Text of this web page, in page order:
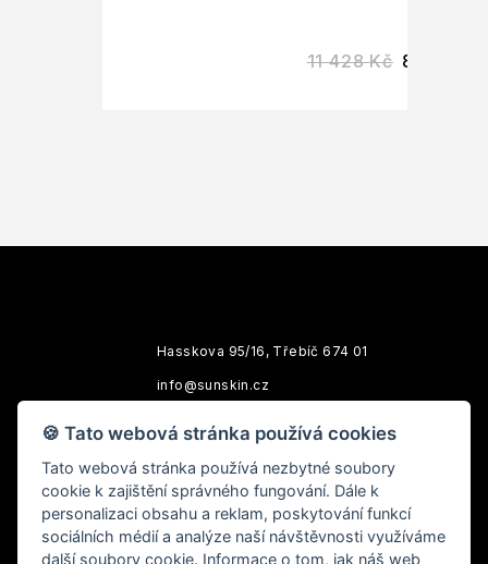
11 428Kč 8 970
Hasskova 95/16, Třebíč 674 01
info@sunskin.cz
🍪 Tato webová stránka používá cookies
Tato webová stránka používá nezbytné soubory
cookie k zajištění správného fungování. Dále k
personalizaci obsahu a reklam, poskytování funkcí
sociálních médií a analýze naší návštěvnosti využíváme
další soubory cookie. Informace o tom, jak náš web